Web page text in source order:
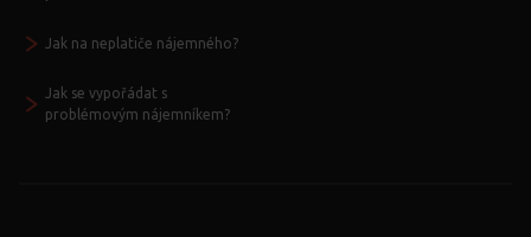
Jak na neplatiče nájemného?
Jak se vypořádat s
problémovým nájemníkem?